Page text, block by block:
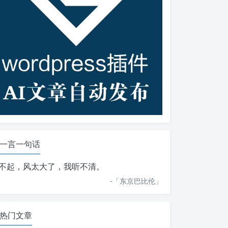
一言一句话
起，风太大了，我听不清。
-「东京巴比伦 」
热门文章